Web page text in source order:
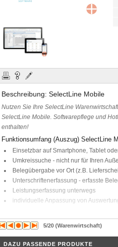
Beschreibung: SelectLine Mobile
Nutzen Sie Ihre SelectLine
SelectLine Mobile. Softwarepflege und
enthalten!
Funktionsumfang (Auszug) SelectLine
Einsetzbar auf Smartphone, Tablet
Umkreissuche - nicht nur für Ihren
Belegübergabe vor Ort (z.B.
Unterschriftenerfassung - erfasste
Leistungserfassung unterwegs
individuelle Anpassung von
Voraussetzungen für den Betrieb:
Microsoft Internet Information Services
5/20 (Warenwirtschaft)
DAZU PASSENDE PRODUKTE